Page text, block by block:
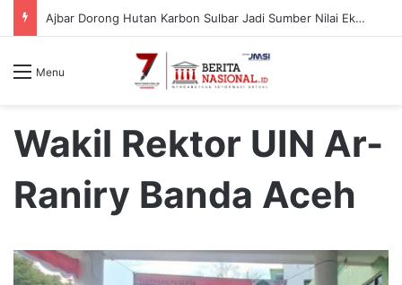
Ajbar Dorong Hutan Karbon Sulbar Jadi Sumber Nilai Ekonomi Berkelanjutan
Menu
Wakil Rektor UIN Ar-
Raniry Banda Aceh